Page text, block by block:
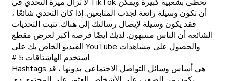
لا تزال ميزة التحدي في TikTok تحظى بشعبية كبيرة ويمكن
أن تكون وسيلة رائعة لجذب المتابعين. إذا كان التحدي شائعًا ،
فقد يكون وسيلة لإيصال رسالتك إلى هناك. تثبت التحديات
الشائعة أن الناس منتبهون. لديك أيضًا فرصة أكبر لعرض مقطع
الفيديو الخاص بك على YouTube والحصول على مشاهدات.
# 5.استخدم الهاشتاقات
Hashtags هي أساس وسائل التواصل الاجتماعي. بدونها ، قد